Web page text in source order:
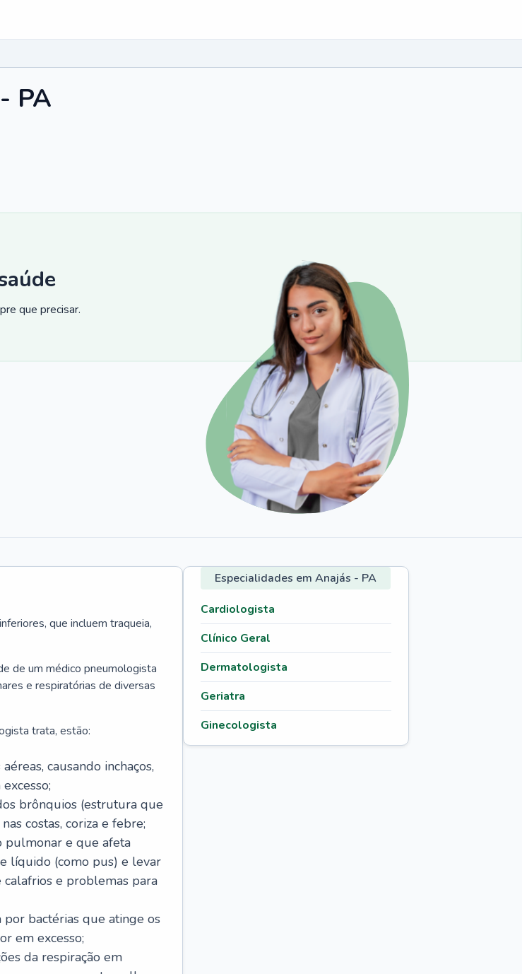
PA
que precisar.
que incluem traqueia,
de um médico pneumologista
e respiratórias de diversas
trata, estão:
causando inchaços,
brônquios (estrutura que
costas, coriza e febre;
pulmonar e que afeta
líquido (como pus) e levar
calafrios e problemas para
por bactérias que atinge os
em excesso;
da respiração em
Especialidades em Anajás - PA
Cardiologista
Clínico Geral
Dermatologista
Geriatra
Ginecologista